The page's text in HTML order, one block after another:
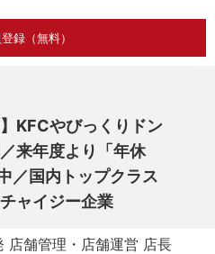
録（無料）
】KFCやびっくりドン
来年度より「年休
／国内トップクラス
ャイジー企業
店舗管理・店舗運営 店長